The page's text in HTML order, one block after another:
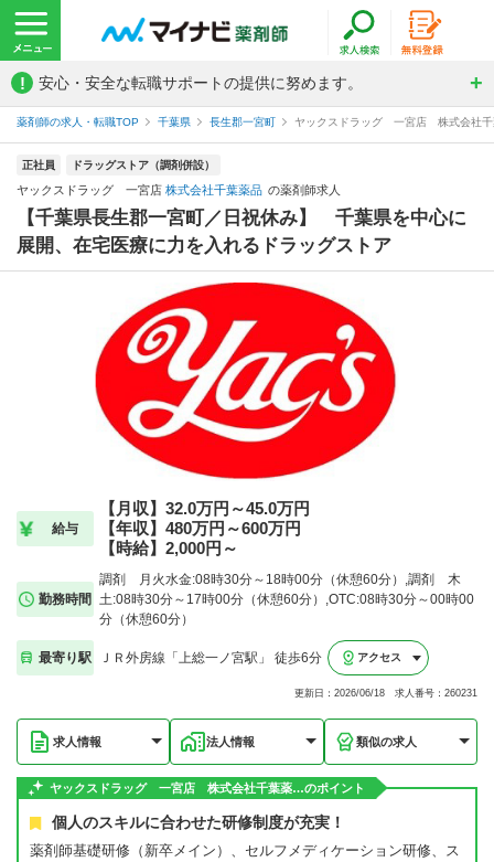
! 安心・安全な転職サポートの提供に努めます。
薬剤師の求人・転職TOP 千葉県 長生郡一宮町 ヤックスドラッグ 一宮店 株式会社千
正社員 ドラッグストア（調剤併設）
ヤックスドラッグ 一宮店 株式会社千葉薬品 の薬剤師求人
【千葉県長生郡一宮町／日祝休み】 千葉県を中心に
展開、在宅医療に力を入れるドラッグストア
給与
【月収】32.0万円～45.0万円
【年収】480万円～600万円
【時給】2,000円～
勤務時間
調剤 月火水金:08時30分～18時00分（休憩60分）,調剤 木
土:08時30分～17時00分（休憩60分）,OTC:08時30分～00時00
分（休憩60分）
最寄り駅 ＪＲ外房線「上総一ノ宮駅」 徒歩6分 アクセス
更新日：2026/06/18 求人番号：260231
求人情報 法人情報 類似の求人
ヤックスドラッグ 一宮店 株式会社千葉薬…のポイント
個人のスキルに合わせた研修制度が充実！
薬剤師基礎研修（新卒メイン）、セルフメディケーション研修、ス